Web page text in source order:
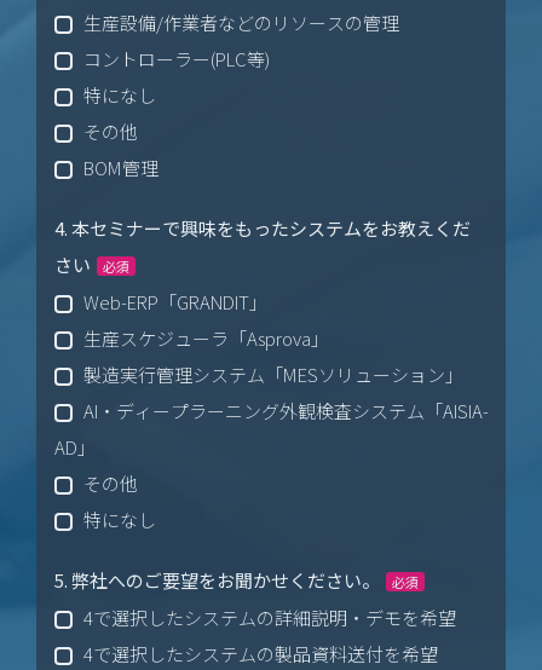
生産設備/作業者などのリソースの管理
コントローラー(PLC等)
特になし
その他
BOM管理
4. 本セミナーで興味をもったシステムをお教えくだ
さい
必須
Web-ERP「GRANDIT」
生産スケジューラ「Asprova」
製造実行管理システム「MESソリューション」
AI・ディープラーニング外観検査システム「AISIA-
AD」
その他
特になし
5. 弊社へのご要望をお聞かせください。 必須
4で選択したシステムの詳細説明・デモを希望
4で選択したシステムの製品資料送付を希望